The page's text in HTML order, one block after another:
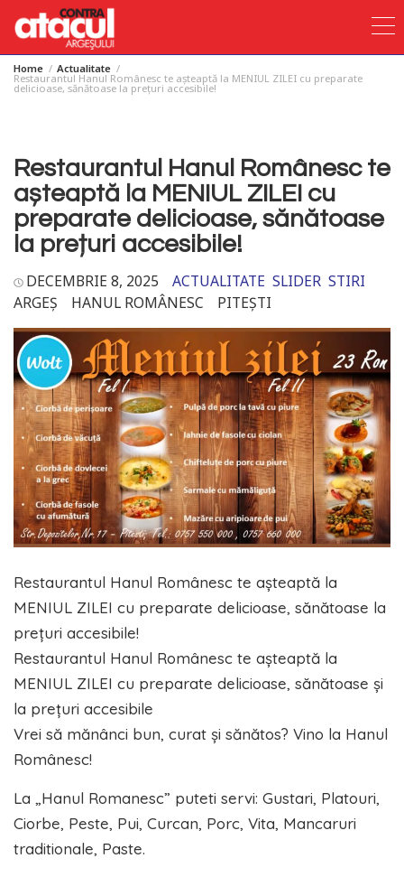
SkipHome Actualitate
Restaurantul Hanul Românesc te așteaptă la MENIUL ZILEI cu preparate
delicioase, sănătoase la prețuri accesibile!
Restaurantul Hanul Românesc te
așteaptă la MENIUL ZILEI cu
preparate delicioase, sănătoase
la prețuri accesibile!
DECEMBRIE 8, 2025 ACTUALITATE SLIDER STIRI
ARGEȘ
HANUL ROMÂNESC PITEȘTI
Restaurantul Hanul Românesc te așteaptă la
MENIUL ZILEI cu preparate delicioase, sănătoase la
prețuri accesibile!
Restaurantul Hanul Românesc te așteaptă la
MENIUL ZILEI cu preparate delicioase, sănătoase și
la prețuri accesibile
Vrei să mănânci bun, curat și sănătos? Vino la Hanul
Românesc!
La „Hanul Romanesc” puteti servi: Gustari, Platouri,
Ciorbe, Peste, Pui, Curcan, Porc, Vita, Mancaruri
traditionale, Paste.